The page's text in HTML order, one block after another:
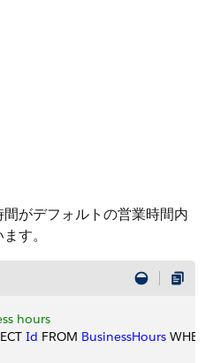
がデフォルトの営業時間内
す。
hours
Id FROM BusinessHours